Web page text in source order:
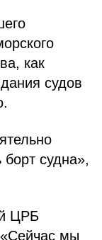
как
судов
судна»,
ЦРБ
мы